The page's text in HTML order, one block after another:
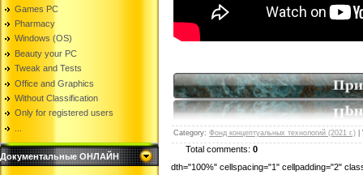
Games PC
Pharmacy
Windows (OS)
Beauty your PC
Tweak and Tests
Office and Graphics
Without Classification
Only for registered users
Документальные ОНЛАЙН
Category: Фонд концептуальных технологий (2021 г.)
Total comments: 0
dth="100%" cellspacing="1" cellpadding="2"